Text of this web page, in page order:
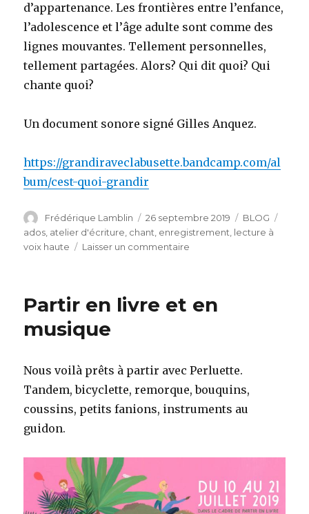
d’appartenance. Les frontières entre l’enfance,
l’adolescence et l’âge adulte sont comme des
lignes mouvantes. Tellement personnelles,
tellement partagées. Alors? Qui dit quoi? Qui
chante quoi?
Un document sonore signé Gilles Anquez.
https://grandiraveclabusette.bandcamp.com/al
bum/cest-quoi-grandir
Auteur
Frédérique Lamblin
Publié
le
26 septembre 2019 Catégories
BLOG
ados, atelier d'écriture, chant, enregistrement, lecture à
voix haute
Laisser un commentaire
Partir en livre et en
musique
Nous voilà prêts à partir avec Perluette.
Tandem, bicyclette, remorque, bouquins,
coussins, petits fanions, instruments au
guidon.